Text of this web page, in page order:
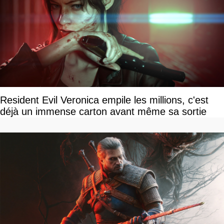
Resident Evil Veronica empile les millions, c'est
déjà un immense carton avant même sa sortie